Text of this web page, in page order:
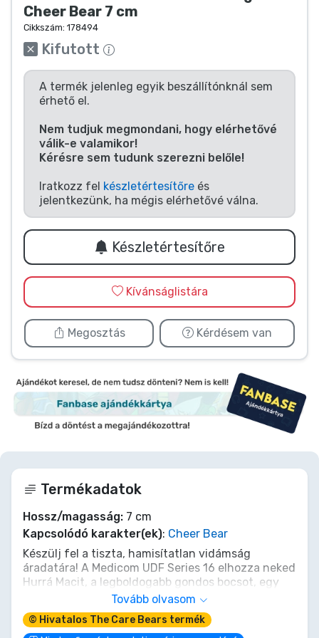
Cheer Bear 7 cm
Cikkszám: 178494
Kifutott
A termék jelenleg egyik beszállítónknál sem
érhető el.
Nem tudjuk megmondani, hogy elérhetővé
válik-e valamikor!
Kérésre sem tudunk szerezni belőle!
Iratkozz fel készletértesítőre és
jelentkezünk, ha mégis elérhetővé válna.
Készletértesítőre
Kívánságlistára
Megosztás Kérdésem van
Termékadatok
Hossz/magasság: 7 cm
Kapcsolódó karakter(ek): Cheer Bear
Készülj fel a tiszta, hamisítatlan vidámság
áradatára! A Medicom UDF Series 16 elhozza neked
Hurrá Macit, a legboldogabb gondos bocsot, egy
elbűvölő 7 cm-es mini figura formájában.
Jellegzetes szivárványos pocakjelvényével
ragyogva készen áll, hogy örömet terjesszen és
Tovább olvasom
© Hivatalos The Care Bears termék
Terméktípusok
Márkák